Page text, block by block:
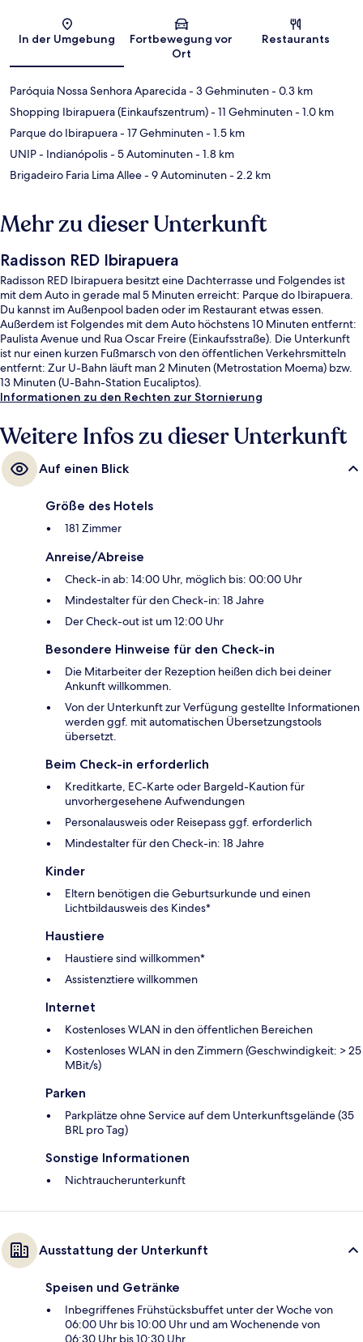
Karte
In der Umgebung
Fortbewegung vor
Ort
Restaurants
Paróquia Nossa Senhora Aparecida- 3 Gehminuten- 0.3 km
Shopping Ibirapuera (Einkaufszentrum)- 11 Gehminuten- 1.0 km
Parque do Ibirapuera- 17 Gehminuten- 1.5 km
UNIP - Indianópolis- 5 Autominuten- 1.8 km
Brigadeiro Faria Lima Allee- 9 Autominuten- 2.2 km
Mehr zu dieser Unterkunft
Radisson RED Ibirapuera
Radisson RED Ibirapuera besitzt eine Dachterrasse und Folgendes ist
mit dem Auto in gerade mal 5 Minuten erreicht: Parque do Ibirapuera.
Du kannst im Außenpool baden oder im Restaurant etwas essen.
Außerdem ist Folgendes mit dem Auto höchstens 10 Minuten entfernt:
Paulista Avenue und Rua Oscar Freire (Einkaufsstraße). Die Unterkunft
ist nur einen kurzen Fußmarsch von den öffentlichen Verkehrsmitteln
entfernt: Zur U-Bahn läuft man 2 Minuten (Metrostation Moema) bzw.
13 Minuten (U-Bahn-Station Eucaliptos).
Informationen zu den Rechten zur Stornierung
Weitere Infos zu dieser Unterkunft
Auf einen Blick
Größe des Hotels
181 Zimmer
Anreise/Abreise
Check-in ab: 14:00 Uhr, möglich bis: 00:00 Uhr
Mindestalter für den Check-in: 18 Jahre
Der Check-out ist um 12:00 Uhr
Besondere Hinweise für den Check-in
Die Mitarbeiter der Rezeption heißen dich bei deiner
Ankunft willkommen.
Von der Unterkunft zur Verfügung gestellte Informationen
werden ggf. mit automatischen Übersetzungstools
übersetzt.
Beim Check-in erforderlich
Kreditkarte, EC-Karte oder Bargeld-Kaution für
unvorhergesehene Aufwendungen
Personalausweis oder Reisepass ggf. erforderlich
Mindestalter für den Check-in: 18 Jahre
Kinder
Eltern benötigen die Geburtsurkunde und einen
Lichtbildausweis des Kindes*
Haustiere
Haustiere sind willkommen*
Assistenztiere willkommen
Internet
Kostenloses WLAN in den öffentlichen Bereichen
Kostenloses WLAN in den Zimmern (Geschwindigkeit: > 25
MBit/s)
Parken
Parkplätze ohne Service auf dem Unterkunftsgelände (35
BRL pro Tag)
Sonstige Informationen
Nichtraucherunterkunft
Ausstattung der Unterkunft
Speisen und Getränke
Inbegriffenes Frühstücksbuffet unter der Woche von
06:00 Uhr bis 10:00 Uhr und am Wochenende von
06:30 Uhr bis 10:30 Uhr